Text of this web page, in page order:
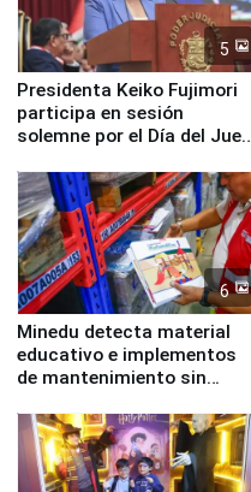
5
Presidenta Keiko Fujimori
participa en sesión
solemne por el Día del Juez
6
Minedu detecta material
educativo e implementos
de mantenimiento sin
la UGEL 2